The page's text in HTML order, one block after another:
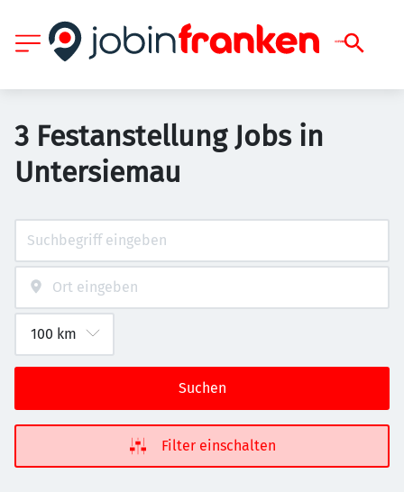
3 Festanstellung Jobs in
Untersiemau
Suchen
Filter einschalten